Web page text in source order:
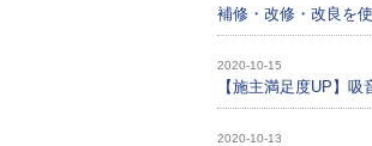
補修・改修・改良を
2020-10-15
【施主満足度UP】
2020-10-13